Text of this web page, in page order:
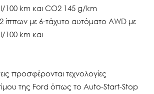
100 km και CO2 145 g/km
ίππων με 6-τάχυτο αυτόματο AWD με
km και
προσφέρονται τεχνολογίες
της Ford όπως το Auto-Start-Stop